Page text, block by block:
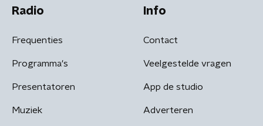
Radio
Frequenties
Programma's
Presentatoren
Muziek
Info
Contact
Veelgestelde vragen
App de studio
Adverteren